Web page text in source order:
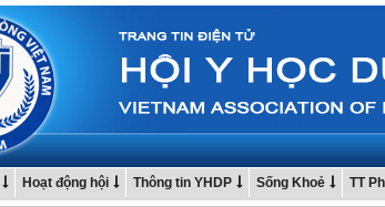
Hoạt động hội Thông tin YHDP Sống Khoẻ TT